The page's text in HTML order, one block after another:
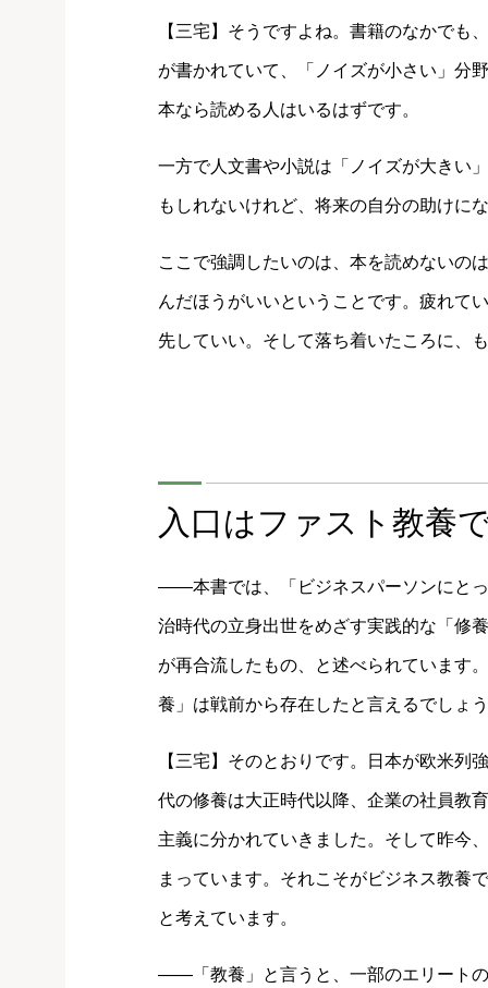
【三宅】そうですよね。書籍のなかでも
が書かれていて、「ノイズが小さい」分
本なら読める人はいるはずです。
一方で人文書や小説は「ノイズが大きい
もしれないけれど、将来の自分の助けに
ここで強調したいのは、本を読めないの
んだほうがいいということです。疲れて
先していい。そして落ち着いたころに、
入口はファスト教養
――本書では、「ビジネスパーソンにと
治時代の立身出世をめざす実践的な「修
が再合流したもの、と述べられています
養」は戦前から存在したと言えるでしょ
【三宅】そのとおりです。日本が欧米列
代の修養は大正時代以降、企業の社員教
主義に分かれていきました。そして昨今
まっています。それこそがビジネス教養
と考えています。
――「教養」と言うと、一部のエリート